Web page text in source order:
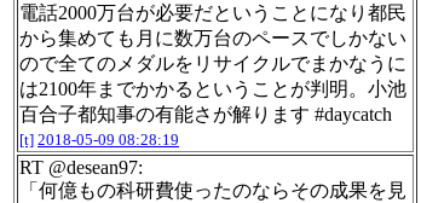
電話2000万台が必要だということになり都民
から集めても月に数万台のペースでしかない
ので全てのメダルをリサイクルでまかなうに
は2100年までかかるということが判明。小池
百合子都知事の有能さが解ります #daycatch
[t] 2018-05-09 08:28:19
RT @desean97:
「何億もの科研費使ったのならその成果を見